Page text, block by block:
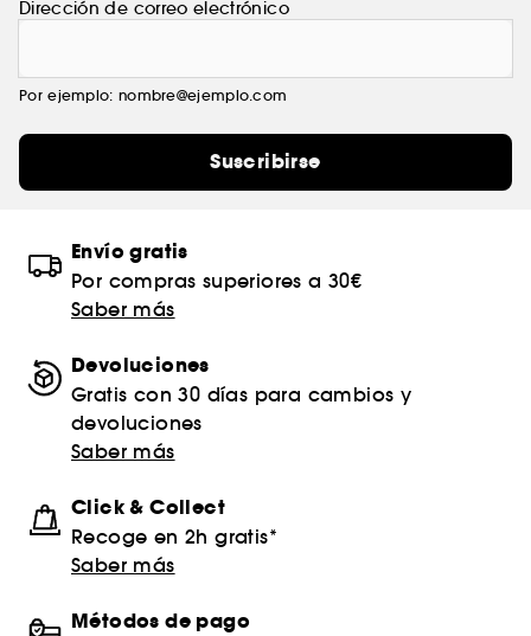
Dirección de correo electrónico
Por ejemplo: nombre@ejemplo.com
Suscribirse
Envío gratis
Por compras superiores a 30€
Saber más
Devoluciones
Gratis con 30 días para cambios y
devoluciones
Saber más
Click & Collect
Recoge en 2h gratis*
Saber más
Métodos de pago